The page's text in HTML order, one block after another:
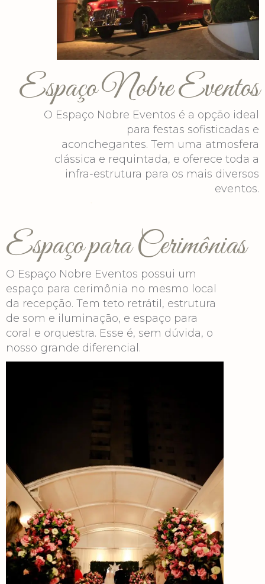
Espaço Nobre Eventos
O Espaço Nobre Eventos é a opção ideal
para festas sofisticadas e
aconchegantes. Tem uma atmosfera
clássica e requintada, e oferece toda a
infra-estrutura para os mais diversos
eventos.
Espaço para Cerimônias
O Espaço Nobre Eventos possui um
espaço para cerimônia no mesmo local
da recepção. Tem teto retrátil, estrutura
de som e iluminação, e espaço para
coral e orquestra. Esse é, sem dúvida, o
nosso grande diferencial.